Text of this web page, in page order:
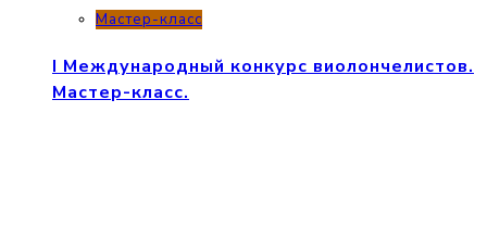
Мастер-класс
I Международный конкурс виолончелистов.
Мастер-класс.